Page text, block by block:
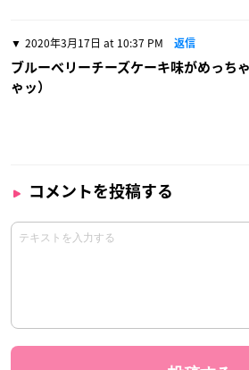
2020年3月17日 at 10:37 PM 返信
ブルーベリーチーズケーキ味がめっち
ゃッ）
コメントを投稿する